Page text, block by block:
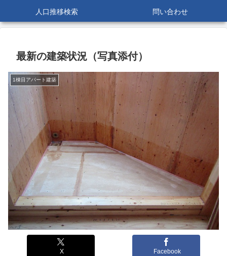
人口推移検索 問い合わせ
最新の建築状況（写真添付）
1棟目アパート建築
X Facebook